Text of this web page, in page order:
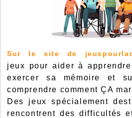
Sur le site de
jeux pour aider à
exercer sa mémoire et
comprendre comment ÇA
Des jeux spécialement
rencontrent des difficultés